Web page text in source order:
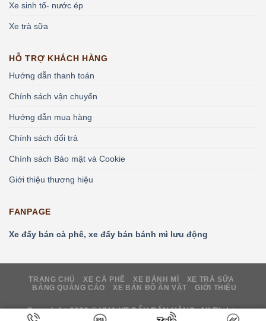
Xe sinh tố- nước ép
Xe trà sữa
HỖ TRỢ KHÁCH HÀNG
Hướng dẫn thanh toán
Chính sách vận chuyển
Hướng dẫn mua hàng
Chính sách đổi trả
Chính sách Bảo mật và Cookie
Giới thiệu thương hiệu
FANPAGE
Xe đẩy bán cà phê, xe đẩy bán bánh mì lưu động
TRANG CHỦ XE CÀ PHÊ XE BÁNH MÌ
XE TRÀ SỮA
BẢNG QUẢNG CÁO
XE BÁN ĐỒ ĂN VẶT GIỚI THIỆU
Copyright 2026 ©VUA XE ĐẨY BÁN HÀNG.All Rights